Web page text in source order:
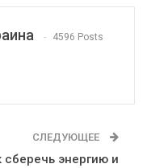
4596 Posts
СЛЕДУЮЩЕЕ
сберечь энергию и